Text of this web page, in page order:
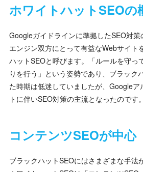
ホワイトハットSEOの
Googleガイドラインに準拠したSEO対
エンジン双方にとって有益なWebサイト
ハットSEOと呼びます。「ルールを守っ
りを行う」という姿勢であり、ブラック
た時期は低迷していましたが、Google
トに伴いSEO対策の主流となったのです。
コンテンツSEOが中心
ブラックハットSEOにはさまざまな手法